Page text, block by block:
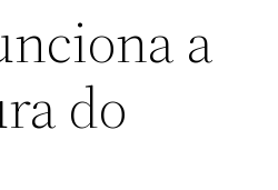
a
do